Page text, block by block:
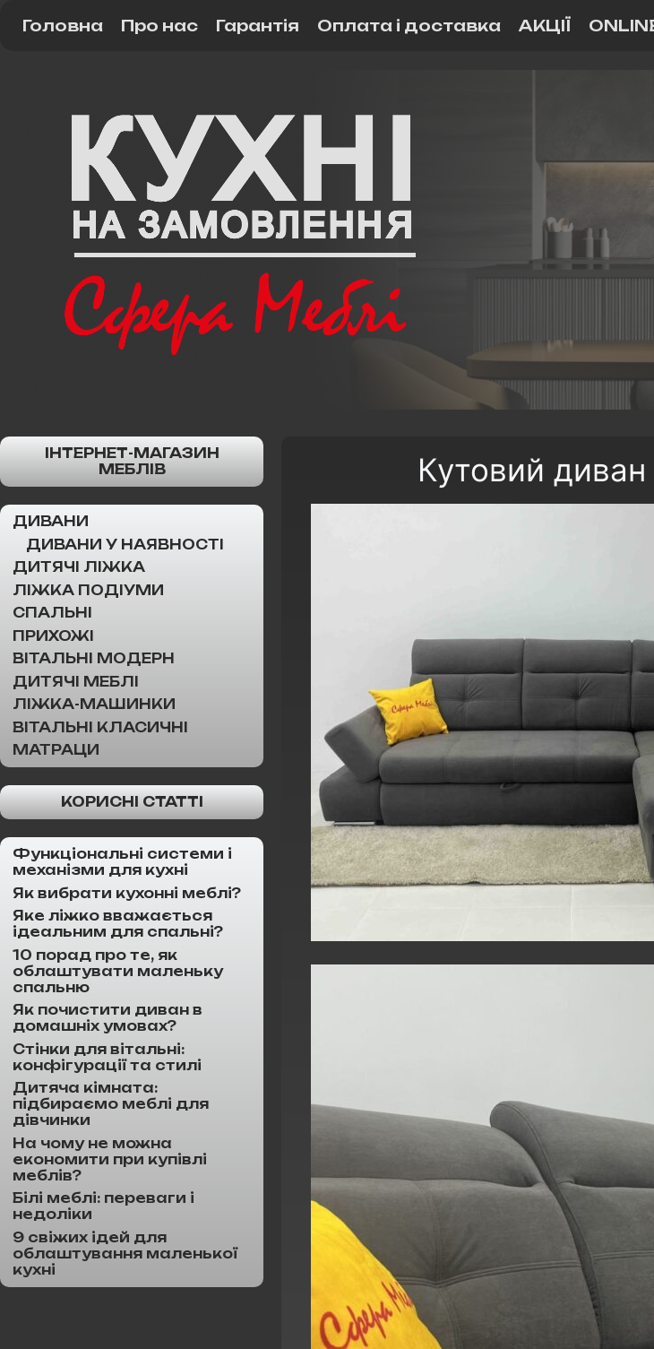
Головна Про нас Гарантія Оплата і доставка АКЦІЇ
Кутовий
ІНТЕРНЕТ-МАГАЗИН
МЕБЛІВ
ДИВАНИ
ДИВАНИ У НАЯВНОСТІ
ДИТЯЧІ ЛІЖКА
ЛІЖКА ПОДІУМИ
СПАЛЬНІ
ПРИХОЖІ
ВІТАЛЬНІ МОДЕРН
ДИТЯЧІ МЕБЛІ
ЛІЖКА-МАШИНКИ
ВІТАЛЬНІ КЛАСИЧНІ
МАТРАЦИ
КОРИСНІ СТАТТІ
Функціональні системи і
механізми для кухні
Як вибрати кухонні меблі?
Яке ліжко вважається
ідеальним для спальні?
10 порад про те, як
облаштувати маленьку
спальню
Як почистити диван в
домашніх умовах?
Стінки для вітальні:
конфігурації та стилі
Дитяча кімната:
підбираємо меблі для
дівчинки
На чому не можна
економити при купівлі
меблів?
Білі меблі: переваги і
недоліки
9 свіжих ідей для
облаштування маленької
кухні